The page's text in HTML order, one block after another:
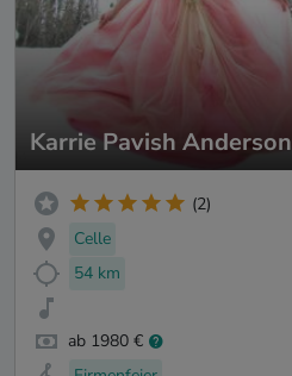
Karrie Pavish Anderson
(2)
Celle
54 km
ab 1980 €